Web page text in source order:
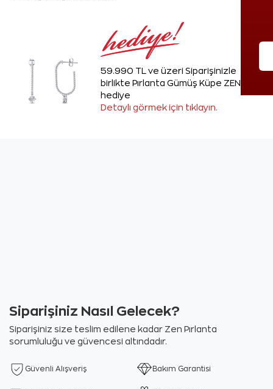
59.990 TL ve üzeri Siparişinizle
birlikte Pırlanta Gümüş Küpe ZEN'den
hediye
Detaylı görmek için tıklayın.
Siparişiniz Nasıl Gelecek?
Siparişiniz size teslim edilene kadar Zen Pırlanta
sorumluluğu ve güvencesi altındadır.
Güvenli Alışveriş Bakım Garantisi